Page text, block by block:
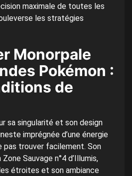
maximale de toutes les
les stratégies
Monorpale
Pokémon :
de
sa singularité et son design
imprégnée d’une énergie
pas trouver facilement. Son
Sauvage n°4 d’Illumis,
étroites et son ambiance